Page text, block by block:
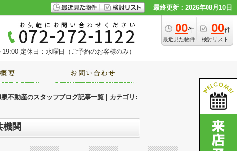
最終更新：2026年08月10日
00件
最近見た物件
00件
検討リスト
19:00 定休日：水曜日（ご予約のお客様のみ）
不動産のスタッフブログ記事一覧 | カテゴリ:
機関